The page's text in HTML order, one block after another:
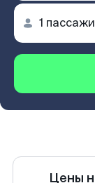
Цены